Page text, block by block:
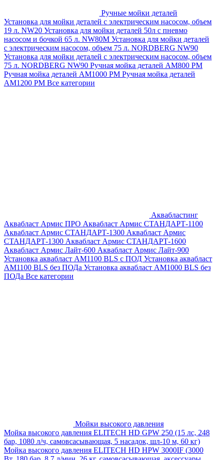
Ручные мойки деталей
Установка для мойки деталей с электрическим насосом, объем
19 л. NW20 Установка для мойки деталей 50л с пневмо
насосом и бочкой 65 л. NW80M Установка для мойки деталей
с электрическим насосом, объем 75 л. NORDBERG NW90
Установка для мойки деталей с электрическим насосом, объем
75 л. NORDBERG NW90 Ручная мойка деталей АМ800 РМ
Ручная мойка деталей АМ1000 РМ Ручная мойка деталей
АМ1200 РМ Все категории
Аквабластинг
Аквабласт Армис ПРО Аквабласт Армис СТАНДАРТ-1100
Аквабласт Армис СТАНДАРТ-1300 Аквабласт Армис
СТАНДАРТ-1300 Аквабласт Армис СТАНДАРТ-1600
Аквабласт Армис Лайт-600 Аквабласт Армис Лайт-900
Установка аквабласт AM1100 BLS с ПОД Установка аквабласт
AM1100 BLS без ПОДа Установка аквабласт AM1000 BLS без
ПОДа Все категории
Мойки высокого давления
Мойка высокого давления ELITECH HD GPW 250 (15 лс, 248
бар, 1080 л/ч, самовсасывающая, 5 насадок, шл-10 м, 60 кг)
Мойка высокого давления ELITECH HD HPW 3000IF (3000